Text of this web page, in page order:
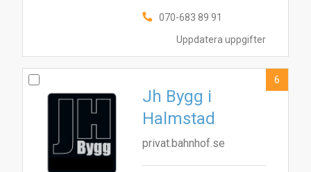
Uppdatera uppgifter
070-683 89 91
Jh Bygg i
Halmstad
privat.bahnhof.se
6